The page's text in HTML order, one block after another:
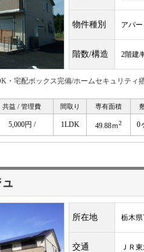
物件種別 アパー
階数/構造 2階建/
・宅配ボックス完備/ホームセキュリティ
共益 / 管理費 間取り 専有面積
5,000円 / 1LDK 49.88ｍ2 0
所在地 栃木
交通 ＪＲ